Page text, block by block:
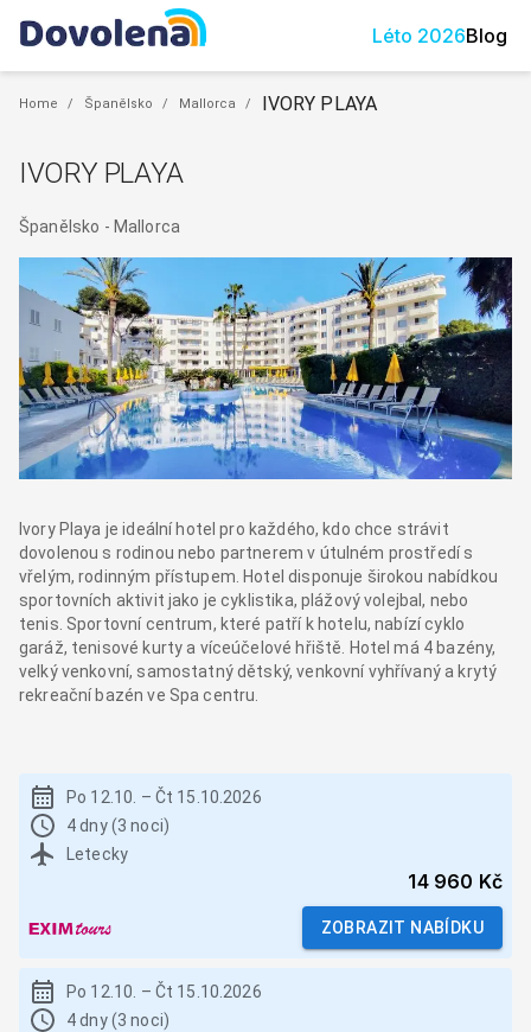
Léto 2026Blog
Home / Španělsko / Mallorca / IVORY PLAYA
IVORY PLAYA
Španělsko - Mallorca
Ivory Playa je ideální hotel pro každého, kdo chce strávit
dovolenou s rodinou nebo partnerem v útulném prostředí s
vřelým, rodinným přístupem. Hotel disponuje širokou nabídkou
sportovních aktivit jako je cyklistika, plážový volejbal, nebo
tenis. Sportovní centrum, které patří k hotelu, nabízí cyklo
garáž, tenisové kurty a víceúčelové hřiště. Hotel má 4 bazény,
velký venkovní, samostatný dětský, venkovní vyhřívaný a krytý
rekreační bazén ve Spa centru.
Po 12.10. – Čt 15.10.2026
4 dny (3 noci)
Letecky
14 960 Kč
ZOBRAZIT NABÍDKU
Po 12.10. – Čt 15.10.2026
4 dny (3 noci)